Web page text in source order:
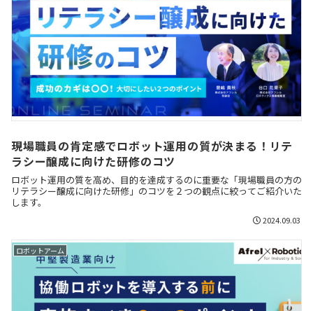
現場職員の肯定感でロボット運用の質が決まる！リテ
ラシー醸成に向けた研修のコツ
ロボット運用の質を高め、目的を達成するのに重要な「現場職員の方の
リテラシー醸成に向けた研修」のコツを２つの観点に絞ってご紹介いた
します。
2024.09.03
ロボットアーム